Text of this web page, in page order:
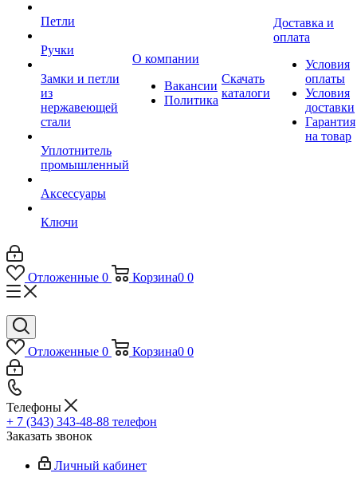
Петли
Ручки
Замки и петли
из
нержавеющей
стали
Уплотнитель
промышленный
Аксессуары
Ключи
О компании
Вакансии
Политика
Скачать
каталоги
Доставка и
оплата
Условия
оплаты
Условия
доставки
Гарантия
на товар
Отложенные 0 Корзина0 0
Отложенные 0 Корзина0 0
Телефоны
+ 7 (343) 343-48-88 телефон
Заказать звонок
Личный кабинет